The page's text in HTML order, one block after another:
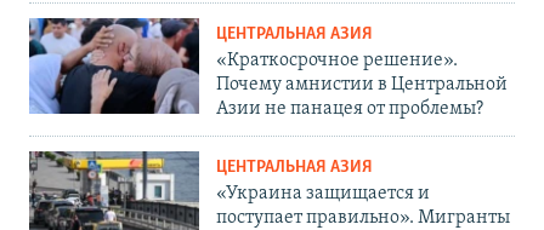
ЦЕНТРАЛЬНАЯ АЗИЯ
«Краткосрочное решение».
Почему амнистии в Центральной
Азии не панацея от проблемы?
ЦЕНТРАЛЬНАЯ АЗИЯ
«Украина защищается и
поступает правильно». Мигранты